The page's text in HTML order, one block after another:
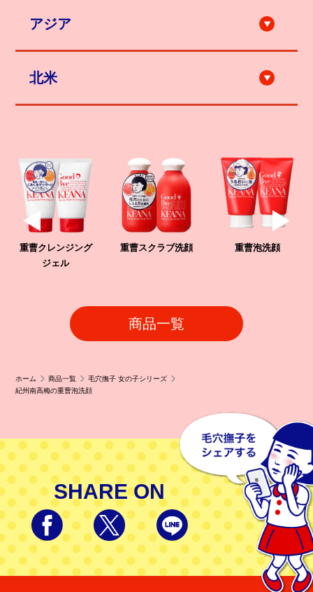
アジア
ハンズ（シンガポール）
ロフト（バンコク）
Matsumoto Kiyoshi（バンコク）
JAPANCOSME.MKT (バンコク, Shopee)
北米
Tokyo Central（ロサンゼルス・サンディエゴ etc.）
Uwajimaya（シアトル etc.）
Shibuyala (ロサンゼルス etc.)
Candy Doll Beauty (サンフランシスコ etc.)
重曹クレンジング
ジェル
重曹スクラブ洗顔 重曹泡洗顔
商品一覧
ホーム 商品一覧
毛穴撫子 女の子シリーズ
紀州南高梅の重曹泡洗顔
SHARE ON